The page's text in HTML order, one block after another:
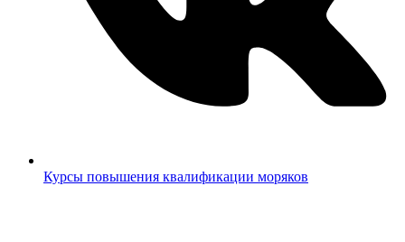
Курсы повышения квалификации моряков